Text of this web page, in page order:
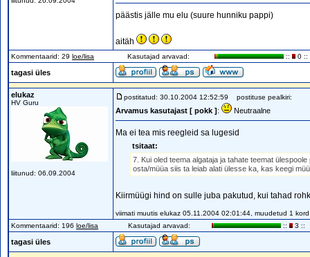
päästis jälle mu elu (suure hunniku pappi)
aitäh
Kommentaarid: 29 loe/lisa Kasutajad arvavad: :: 0 ::
tagasi üles
elukaz
HV Guru
liitunud: 06.09.2004
postitatud: 30.10.2004 12:52:59 postituse pealkiri:
Arvamus kasutajast [ pokk ]: Neutraalne
Ma ei tea mis reegleid sa lugesid
tsitaat:
7. Kui oled teema algataja ja tahate teemat
osta/müüa siis ta leiab alati ülesse ka, kas keegi
Kiirmüügi hind on sulle juba pakutud, kui tahad
viimati muutis elukaz 05.11.2004 02:01:44, muudetud 1 kord
Kommentaarid: 196 loe/lisa Kasutajad arvavad: :: 3 ::
tagasi üles